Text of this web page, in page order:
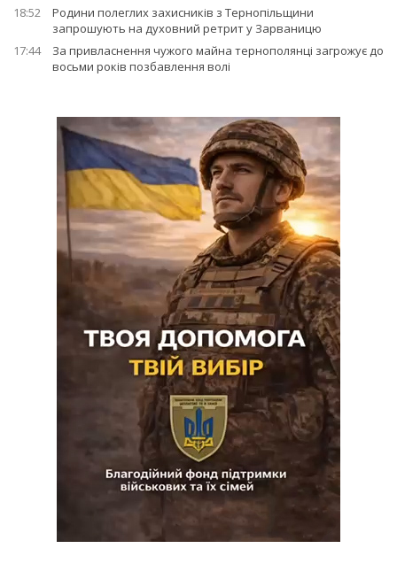
18:52
Родини полеглих захисників з Тернопільщини
запрошують на духовний ретрит у Зарваницю
17:44
За привласнення чужого майна тернополянці загрожує до
восьми років позбавлення волі